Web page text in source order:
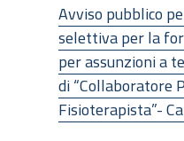
Avviso pubblico
selettiva per la
per assunzioni a
di “Collaboratore
Fisioterapista”-